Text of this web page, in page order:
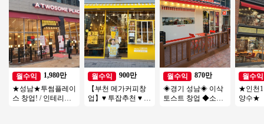
월수익
1,980만
★성남★투썸플레이
스 창업! / 인테리어
월수익
900만
【부천 메가커피창
업】♥ 투잡추천 ♥ 소
월수익
870만
◈경기 성남◈ 이삭
토스트 창업 ◆소자
월수익
★인천1
양수★